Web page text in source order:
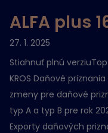
ALFA plus
27. 1. 2025
Stiahnuť plnú
KROS Daňové
zmeny pre daňové
typ A a typ B pre rok
Exporty daňových